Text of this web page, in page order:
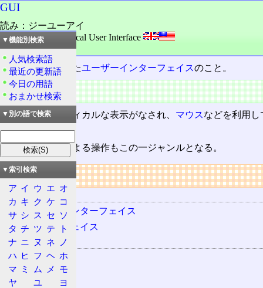
GUI
読み：ジーユーアイ
外語：GUI: Graphical User Interface
品詞：名詞
画像を主体にしたユーザーインターフェイスのこと。
特徴
画面にはグラフィカルな表示がなされ、 マウスなどを利用
る。
タッチパネル
による操作もこの一ジャンルとなる。
リンク
用語の所属
ユーザーインターフェイス
インターフェイス
関連する用語
マウス
CUI
▼機能別検索
人気検索語
最近の更新語
今日の用語
おまかせ検索
▼別の語で検索
▼索引検索
ア イ ウ エ オ
カ キ ク ケ コ
サ シ ス セ ソ
タ チ ツ テ
ト
ナ ニ ヌ ネ
ノ
ハ ヒ フ ヘ ホ
マ ミ ム メ
モ
ヤ
ユ
ヨ